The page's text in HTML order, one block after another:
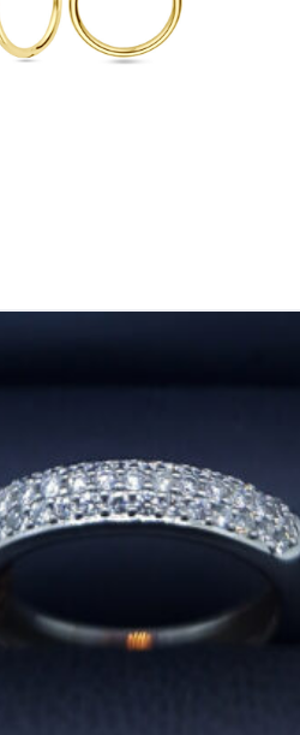
pave ring briljant tot 0,50ct si-h